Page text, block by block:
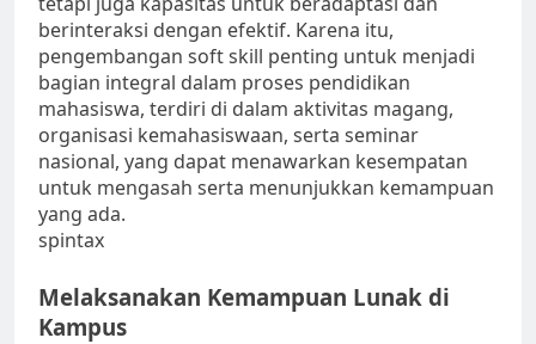
berinteraksi dengan efektif. Karena itu,
pengembangan soft skill penting untuk menjadi
bagian integral dalam proses pendidikan
mahasiswa, terdiri di dalam aktivitas magang,
organisasi kemahasiswaan, serta seminar
nasional, yang dapat menawarkan kesempatan
untuk mengasah serta menunjukkan kemampuan
yang ada.
spintax
Melaksanakan Kemampuan Lunak di
Kampus